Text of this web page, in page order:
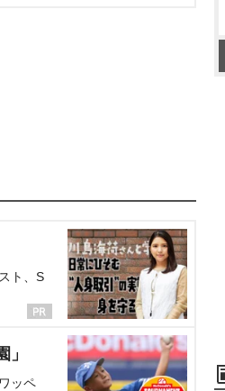
ト、S
ッペ